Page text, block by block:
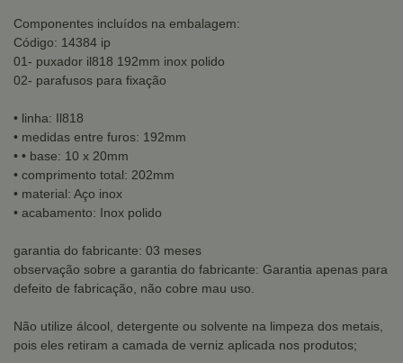
Componentes incluídos na embalagem:
Código: 14384 ip
01- puxador il818 192mm inox polido
02- parafusos para fixação
• linha: Il818
• medidas entre furos: 192mm
• • base: 10 x 20mm
• comprimento total: 202mm
• material: Aço inox
• acabamento: Inox polido
garantia do fabricante: 03 meses
observação sobre a garantia do fabricante: Garantia apenas para
defeito de fabricação, não cobre mau uso.
Não utilize álcool, detergente ou solvente na limpeza dos metais,
pois eles retiram a camada de verniz aplicada nos produtos;